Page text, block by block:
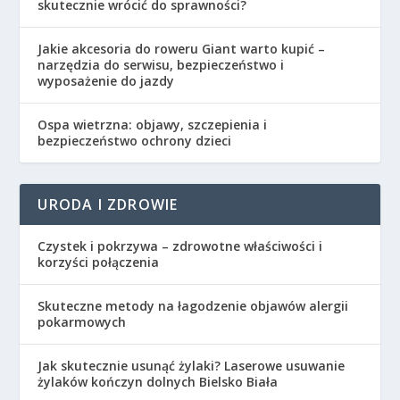
skutecznie wrócić do sprawności?
Jakie akcesoria do roweru Giant warto kupić –
narzędzia do serwisu, bezpieczeństwo i
wyposażenie do jazdy
Ospa wietrzna: objawy, szczepienia i
bezpieczeństwo ochrony dzieci
URODA I ZDROWIE
Czystek i pokrzywa – zdrowotne właściwości i
korzyści połączenia
Skuteczne metody na łagodzenie objawów alergii
pokarmowych
Jak skutecznie usunąć żylaki? Laserowe usuwanie
żylaków kończyn dolnych Bielsko Biała